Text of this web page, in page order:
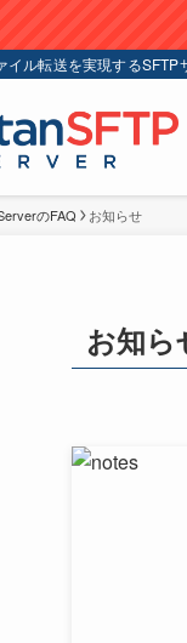
イル転送を実現するSFTP
のFAQ お知らせ
お知ら